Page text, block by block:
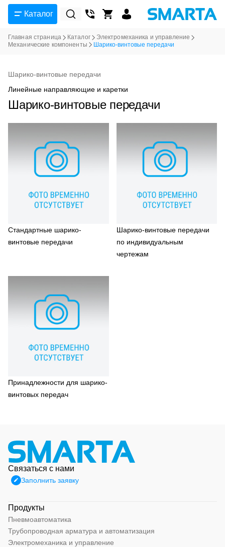
Каталог
Главная страница Каталог
Электромеханика и управление
Механические компоненты
Шарико-винтовые передачи
Шарико-винтовые передачи
Линейные направляющие и каретки
Шарико-винтовые передачи
Стандартные шарико-
винтовые передачи
Шарико-винтовые передачи
по индивидуальным
чертежам
Принадлежности для шарико-
винтовых передач
Связаться с нами
Заполнить заявку
Продукты
Пневмоавтоматика
Трубопроводная арматура и автоматизация
Электромеханика и управление